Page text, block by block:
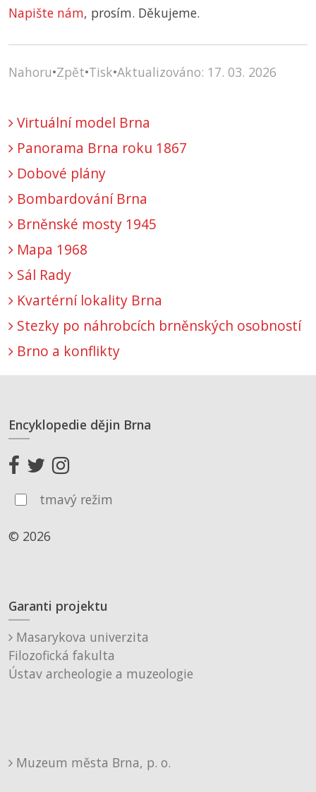
Napište nám, prosím. Děkujeme.
Nahoru•Zpět•Tisk•Aktualizováno: 17. 03. 2026
Virtuální model Brna
Panorama Brna roku 1867
Dobové plány
Bombardování Brna
Brněnské mosty 1945
Mapa 1968
Sál Rady
Kvartérní lokality Brna
Stezky po náhrobcích brněnských osobností
Brno a konflikty
Encyklopedie dějin Brna
tmavý režim
© 2026
Garanti projektu
Masarykova univerzita
Filozofická fakulta
Ústav archeologie a muzeologie
Muzeum města Brna, p. o.